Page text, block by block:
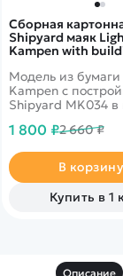
Сборная
Shipyard маяк
Kampen with
Модель из
Kampen с
Shipyard MK034
1 800 ₽2 660 ₽
В корзину
Купить в 1
Описание